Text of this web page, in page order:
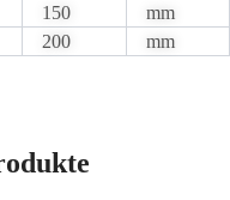
150
mm
200 mm